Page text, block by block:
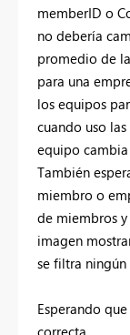
memberID o
no debería
promedio de
para una
los equipos
cuando uso
equipo cambia
También
miembro o
de miembros
imagen
se filtra
Esperando
correcta